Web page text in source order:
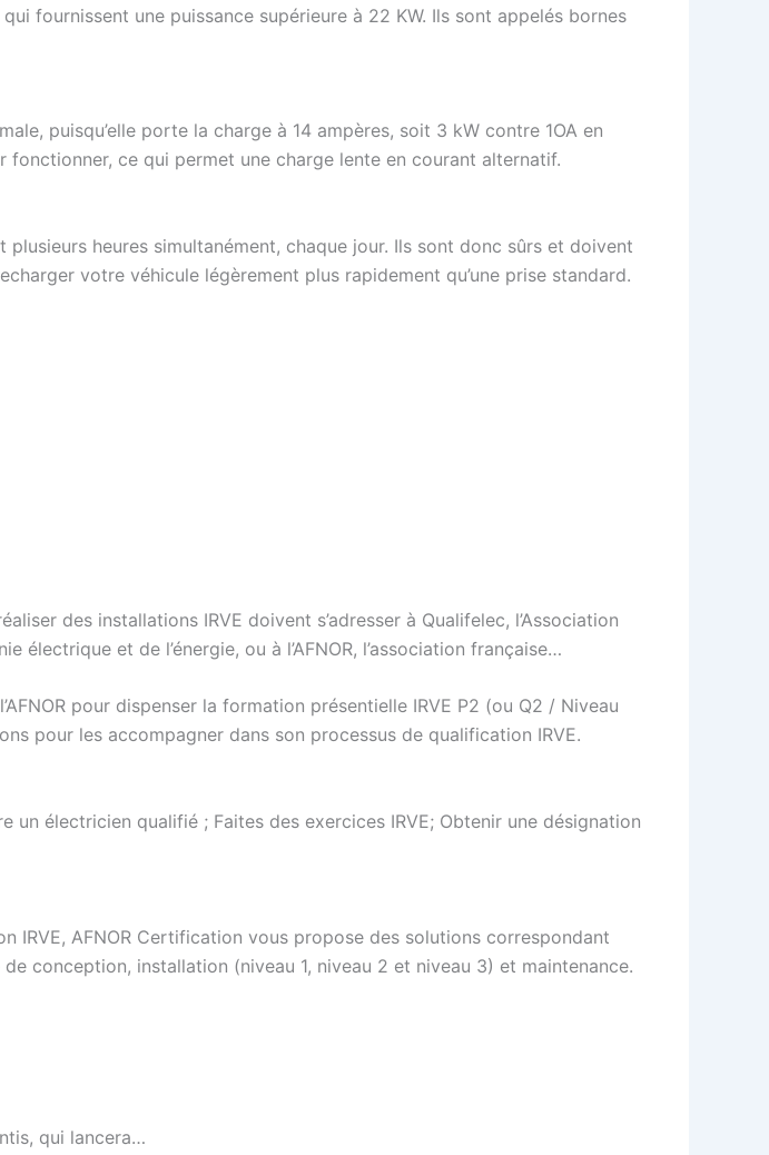
fournissent une puissance supérieure à 22 KW. Ils sont appelés bornes
puisqu’elle porte la charge à 14 ampères, soit 3 kW contre 1OA en
fonctionner, ce qui permet une charge lente en courant alternatif.
heures simultanément, chaque jour. Ils sont donc sûrs et doivent
votre véhicule légèrement plus rapidement qu’une prise standard.
des installations IRVE doivent s’adresser à Qualifelec, l’Association
et de l’énergie, ou à l’AFNOR, l’association française…
pour dispenser la formation présentielle IRVE P2 (ou Q2 / Niveau
pour les accompagner dans son processus de qualification IRVE.
électricien qualifié ; Faites des exercices IRVE; Obtenir une désignation
IRVE, AFNOR Certification vous propose des solutions correspondant
conception, installation (niveau 1, niveau 2 et niveau 3) et maintenance.
qui lancera…